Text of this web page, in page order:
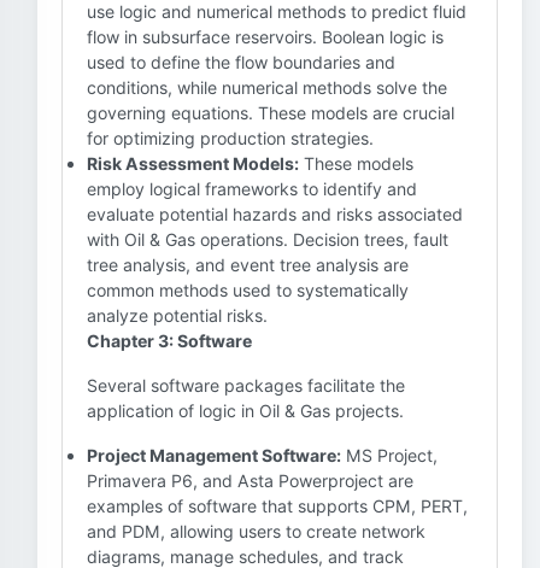
use logic and numerical methods to predict fluid
flow in subsurface reservoirs. Boolean logic is
used to define the flow boundaries and
conditions, while numerical methods solve the
governing equations. These models are crucial
for optimizing production strategies.
Risk Assessment Models: These models
employ logical frameworks to identify and
evaluate potential hazards and risks associated
with Oil & Gas operations. Decision trees, fault
tree analysis, and event tree analysis are
common methods used to systematically
analyze potential risks.
Chapter 3: Software
Several software packages facilitate the
application of logic in Oil & Gas projects.
Project Management Software: MS Project,
Primavera P6, and Asta Powerproject are
examples of software that supports CPM, PERT,
and PDM, allowing users to create network
diagrams, manage schedules, and track